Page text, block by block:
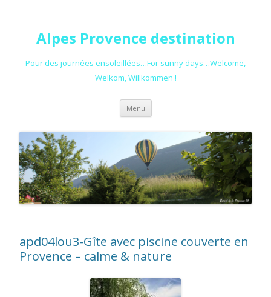
Alpes Provence destination
Pour des journées ensoleillées…For sunny days…Welcome,
Welkom, Willkommen !
Menu Aller au contenu principal
apd04lou3-Gîte avec piscine couverte en
Provence – calme & nature